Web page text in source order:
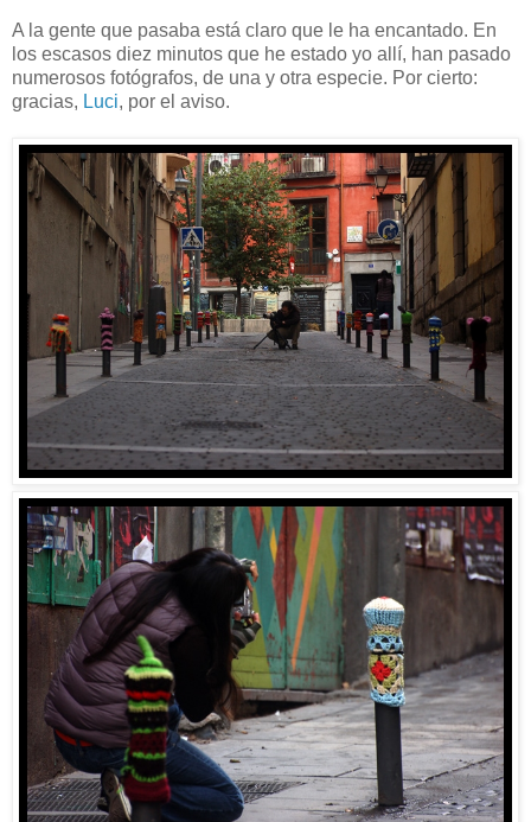
A la gente que pasaba está claro que le ha encantado. En
los escasos diez minutos que he estado yo allí, han pasado
numerosos fotógrafos, de una y otra especie. Por cierto:
gracias, Luci, por el aviso.